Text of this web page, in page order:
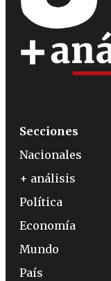
Secciones
Nacionales
+ análisis
Política
Economía
Mundo
País